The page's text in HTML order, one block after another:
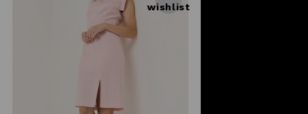
wishlist